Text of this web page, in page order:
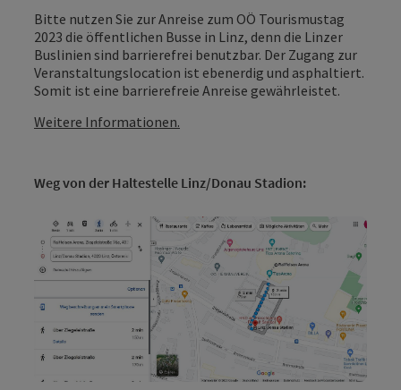
Bitte nutzen Sie zur Anreise zum OÖ Tourismustag
2023 die öffentlichen Busse in Linz, denn die Linzer
Buslinien sind barrierefrei benutzbar. Der Zugang zur
Veranstaltungslocation ist ebenerdig und asphaltiert.
Somit ist eine barrierefreie Anreise gewährleistet.
Weitere Informationen.
Weg von der Haltestelle Linz/Donau Stadion: